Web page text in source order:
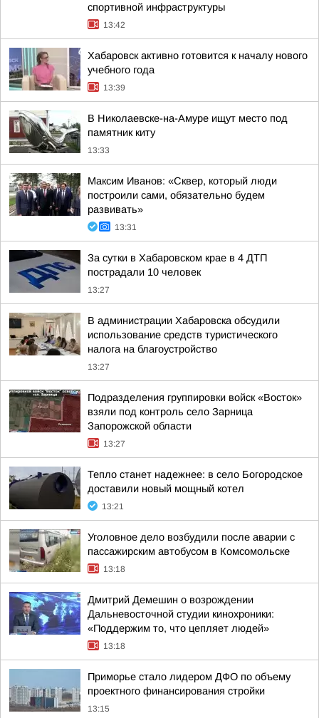
спортивной инфраструктуры
13:42
Хабаровск активно готовится к началу нового
учебного года
13:39
В Николаевске-на-Амуре ищут место под
памятник киту
13:33
Максим Иванов: «Сквер, который люди
построили сами, обязательно будем
развивать»
13:31
За сутки в Хабаровском крае в 4 ДТП
пострадали 10 человек
13:27
В администрации Хабаровска обсудили
использование средств туристического
налога на благоустройство
13:27
Подразделения группировки войск «Восток»
взяли под контроль село Зарница
Запорожской области
13:27
Тепло станет надежнее: в село Богородское
доставили новый мощный котел
13:21
Уголовное дело возбудили после аварии с
пассажирским автобусом в Комсомольске
13:18
Дмитрий Демешин о возрождении
Дальневосточной студии кинохроники:
«Поддержим то, что цепляет людей»
13:18
Приморье стало лидером ДФО по объему
проектного финансирования стройки
13:15